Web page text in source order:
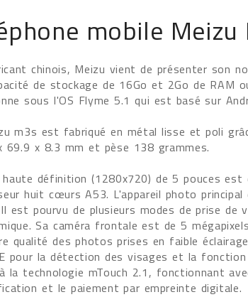
mobile Meizu
chinois, Meizu vient de présenter son
de stockage de 16Go et 2Go de RAM
sous l'OS Flyme 5.1 qui est basé sur
m3s est fabriqué en métal lisse et poli
69.9 x 8.3 mm et pèse 138 grammes.
haute définition (1280x720) de 5 pouces
huit cœurs A53. L'appareil photo
est pourvu de plusieurs modes de prise de
Sa caméra frontale est de 5
qualité des photos prises en faible
pour la détection des visages et la
la technologie mTouch 2.1, fonctionnant
et le paiement par empreinte digitale.